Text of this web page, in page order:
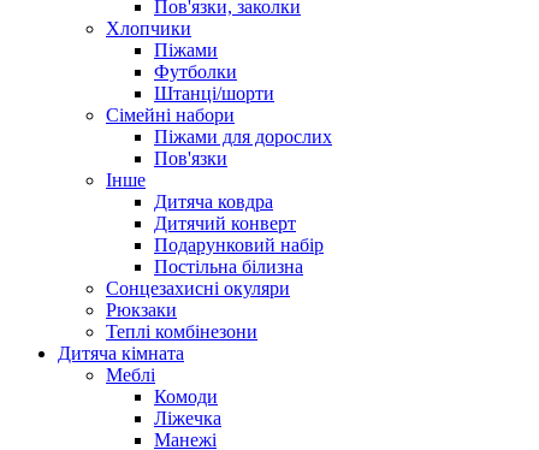
Пов'язки, заколки
Хлопчики
Піжами
Футболки
Штанці/шорти
Сімейні набори
Піжами для дорослих
Пов'язки
Інше
Дитяча ковдра
Дитячий конверт
Подарунковий набір
Постільна білизна
Сонцезахисні окуляри
Рюкзаки
Теплі комбінезони
Дитяча кімната
Меблі
Комоди
Ліжечка
Манежі